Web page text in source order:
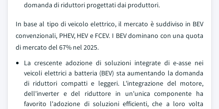
domanda di riduttori progettati dai produttori.
In base al tipo di veicolo elettrico, il mercato è suddiviso in BEV
convenzionali, PHEV, HEV e FCEV. I BEV dominano con una quota
di mercato del 67% nel 2025.
La crescente adozione di soluzioni integrate di e-asse nei
veicoli elettrici a batteria (BEV) sta aumentando la domanda
di riduttori compatti e leggeri. L'integrazione del motore,
dell'inverter e del riduttore in un'unica componente ha
favorito l'adozione di soluzioni efficienti, che a loro volta